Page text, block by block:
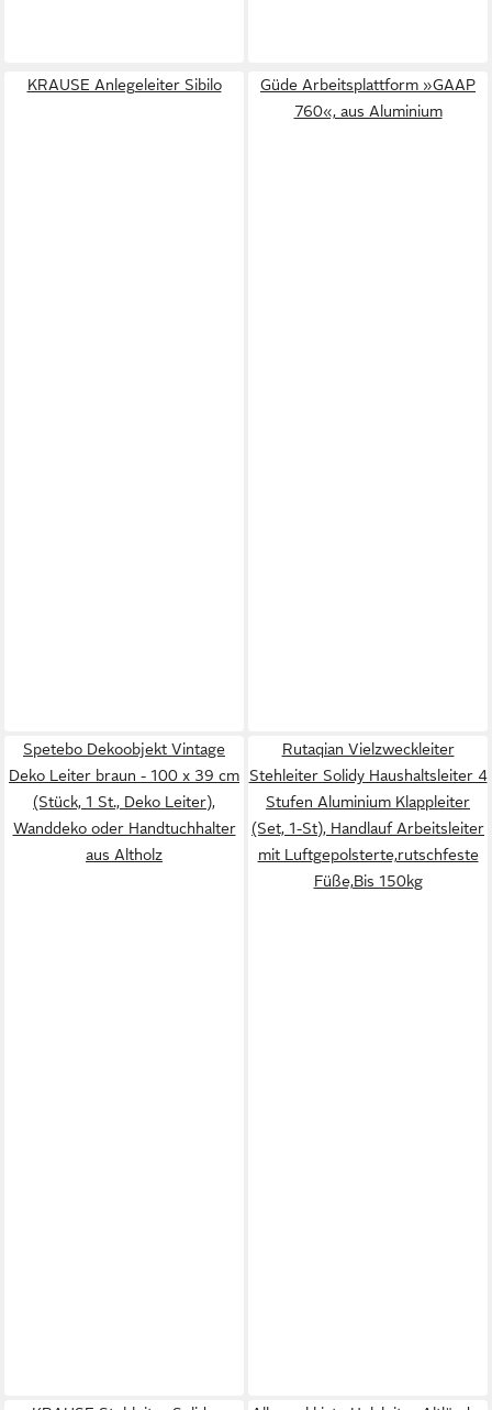
KRAUSE Anlegeleiter Sibilo
Güde Arbeitsplattform »GAAP
760«, aus Aluminium
Spetebo Dekoobjekt Vintage
Deko Leiter braun - 100 x 39 cm
(Stück, 1 St., Deko Leiter),
Wanddeko oder Handtuchhalter
aus Altholz
Rutaqian Vielzweckleiter
Stehleiter Solidy Haushaltsleiter 4
Stufen Aluminium Klappleiter
(Set, 1-St), Handlauf Arbeitsleiter
mit Luftgepolsterte,rutschfeste
Füße,Bis 150kg